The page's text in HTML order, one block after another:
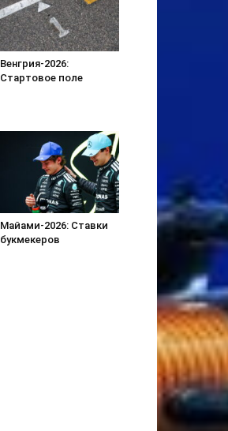
Венгрия-2026:
Стартовое поле
Майами-2026: Ставки
букмекеров